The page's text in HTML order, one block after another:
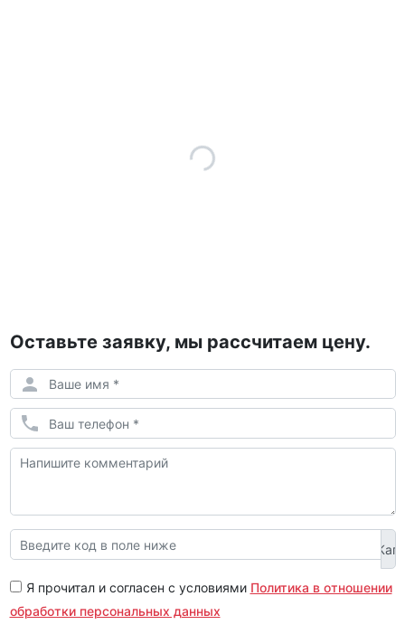
Оставьте заявку, мы рассчитаем цену.
Я прочитал и согласен с условиями Политика в отношении
обработки персональных данных